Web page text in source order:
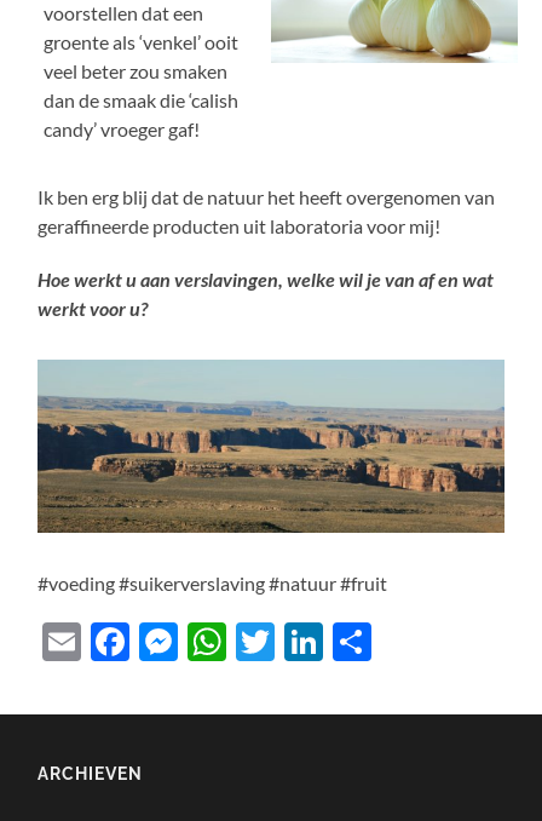
voorstellen dat een
groente als ‘venkel’ ooit
veel beter zou smaken
dan de smaak die ‘calish
candy’ vroeger gaf!
Ik ben erg blij dat de natuur het heeft overgenomen van
geraffineerde producten uit laboratoria voor mij!
Hoe werkt u aan verslavingen, welke wil je van af en wat
werkt voor u?
#voeding #suikerverslaving #natuur #fruit
EmailFacebook
Messenger
WhatsApp
TwitterLinkedIn
ARCHIEVEN